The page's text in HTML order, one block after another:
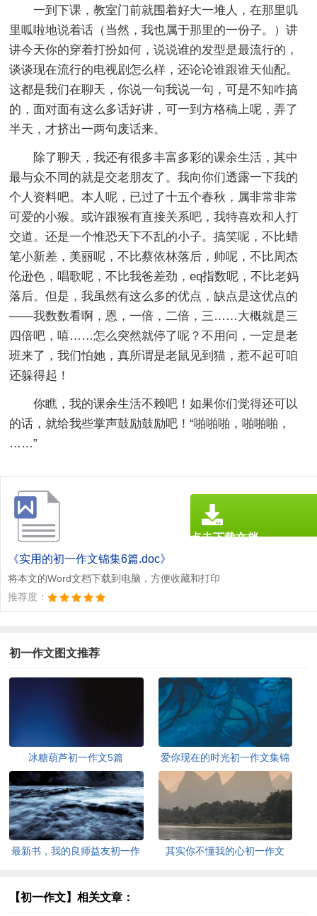
一到下课，教室门前就围着好大一堆人，在那里叽
里呱啦地说着话（当然，我也属于那里的一份子。）讲
讲今天你的穿着打扮如何，说说谁的发型是最流行的，
谈谈现在流行的电视剧怎么样，还论论谁跟谁天仙配。
这都是我们在聊天，你说一句我说一句，可是不知咋搞
的，面对面有这么多话好讲，可一到方格稿上呢，弄了
半天，才挤出一两句废话来。
除了聊天，我还有很多丰富多彩的课余生活，其中
最与众不同的就是交老朋友了。我向你们透露一下我的
个人资料吧。本人呢，已过了十五个春秋，属非常非常
可爱的小猴。或许跟猴有直接关系吧，我特喜欢和人打
交道。还是一个惟恐天下不乱的小子。搞笑呢，不比蜡
笔小新差，美丽呢，不比蔡依林落后，帅呢，不比周杰
伦逊色，唱歌呢，不比我爸差劲，eq指数呢，不比老妈
落后。但是，我虽然有这么多的优点，缺点是这优点的
——我数数看啊，恩，一倍，二倍，三……大概就是三
四倍吧，嘻……怎么突然就停了呢？不用问，一定是老
班来了，我们怕她，真所谓是老鼠见到猫，惹不起可咱
还躲得起！
你瞧，我的课余生活不赖吧！如果你们觉得还可以
的话，就给我些掌声鼓励鼓励吧！“啪啪啪，啪啪啪，
……”
《实用的初一作文锦集6篇.doc》
将本文的Word文档下载到电脑，方便收藏和打印
推荐度：
点击下载文档
初一作文图文推荐
冰糖葫芦初一作文5篇 爱你现在的时光初一作文集锦
最新书，我的良师益友初一作
其实你不懂我的心初一作文
【初一作文】相关文章：